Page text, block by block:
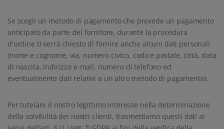
Se scegli un metodo di pagamento che prevede un pagamento
anticipato da parte del fornitore, durante la procedura
d'ordine ti verrà chiesto di fornire anche alcuni dati personali
(nome e cognome, via, numero civico, codice postale, città, data
di nascita, indirizzo e-mail, numero di telefono ed
eventualmente dati relativi a un altro metodo di pagamento).
Per tutelare il nostro legittimo interesse nella determinazione
della solvibilità dei nostri clienti, trasmettiamo questi dati ai